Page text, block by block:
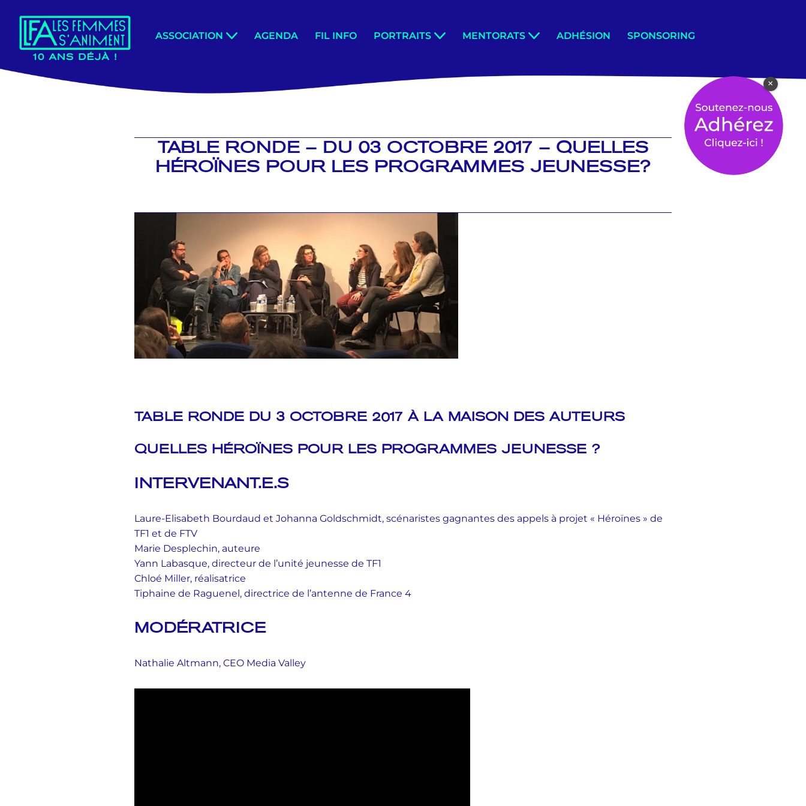
Aller
au
contenu
ASSOCIATION AGENDA FIL INFO PORTRAITS MENTORATS ADHÉSION SPONSORING
TABLE RONDE – DU 03 OCTOBRE 2017 – QUELLES
HÉROÏNES POUR LES PROGRAMMES JEUNESSE?
TABLE RONDE DU 3 OCTOBRE 2017 À LA MAISON DES AUTEURS
QUELLES HÉROÏNES POUR LES PROGRAMMES JEUNESSE ?
INTERVENANT.E.S
Laure-Elisabeth Bourdaud et Johanna Goldschmidt, scénaristes gagnantes des appels à projet « Héroïnes » de
TF1 et de FTV
Marie Desplechin, auteure
Yann Labasque, directeur de l’unité jeunesse de TF1
Chloé Miller, réalisatrice
Tiphaine de Raguenel, directrice de l’antenne de France 4
MODÉRATRICE
Nathalie Altmann, CEO Media Valley
×